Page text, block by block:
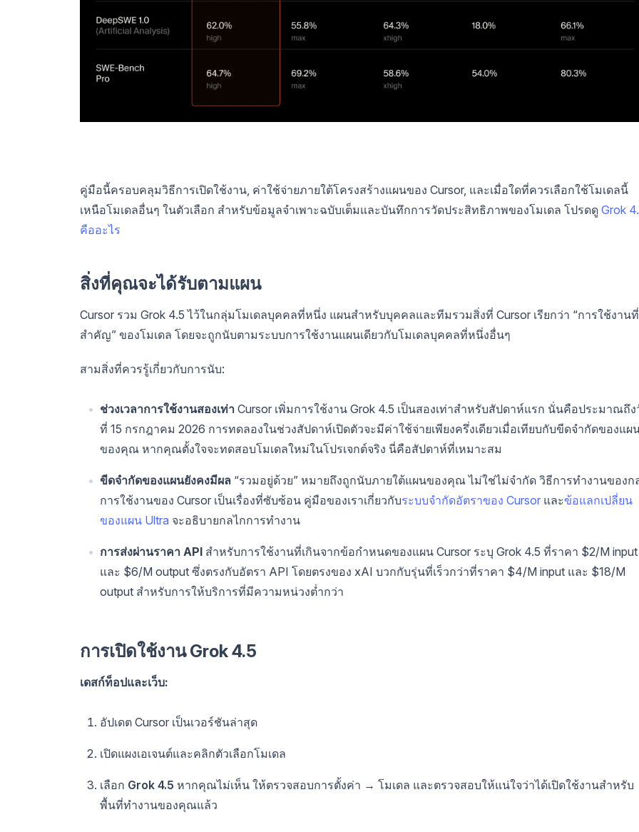
คู่มือนี้ครอบคลุมวิธีการเปิดใช้งาน, ค่าใช้จ่ายภายใต้โครงสร้างแผนของ Cursor, และเมื่อใดที่ควรเลือกใช้โมเดลนี้
เหนือโมเดลอื่นๆ ในตัวเลือก สำหรับข้อมูลจำเพาะฉบับเต็มและบันทึกการวัดประสิทธิภาพของโมเดล โปรดดู Grok
คืออะไร
สิ่งที่คุณจะได้รับตามแผน
Cursor รวม Grok 4.5 ไว้ในกลุ่มโมเดลบุคคลที่หนึ่ง แผนสำหรับบุคคลและทีมรวมสิ่งที่ Cursor เรียกว่า “การใช้งานที่
สำคัญ” ของโมเดล โดยจะถูกนับตามระบบการใช้งานแผนเดียวกับโมเดลบุคคลที่หนึ่งอื่นๆ
สามสิ่งที่ควรรู้เกี่ยวกับการนับ:
ช่วงเวลาการใช้งานสองเท่า Cursor เพิ่มการใช้งาน Grok 4.5 เป็นสองเท่าสำหรับสัปดาห์แรก นั่นคือประมาณถึ
ที่ 15 กรกฎาคม 2026 การทดลองในช่วงสัปดาห์เปิดตัวจะมีค่าใช้จ่ายเพียงครึ่งเดียวเมื่อเทียบกับขีดจำกัดของแผ
ของคุณ หากคุณตั้งใจจะทดสอบโมเดลใหม่ในโปรเจกต์จริง นี่คือสัปดาห์ที่เหมาะสม
ขีดจำกัดของแผนยังคงมีผล “รวมอยู่ด้วย” หมายถึงถูกนับภายใต้แผนของคุณ ไม่ใช่ไม่จำกัด วิธีการทำงานของก
การใช้งานของ Cursor เป็นเรื่องที่ซับซ้อน คู่มือของเราเกี่ยวกับระบบจำกัดอัตราของ Cursor และข้อแลกเปลี่ยน
ของแผน Ultra จะอธิบายกลไกการทำงาน
การส่งผ่านราคา API สำหรับการใช้งานที่เกินจากข้อกำหนดของแผน Cursor ระบุ Grok 4.5 ที่ราคา $2/M input
และ $6/M output ซึ่งตรงกับอัตรา API โดยตรงของ xAI บวกกับรุ่นที่เร็วกว่าที่ราคา $4/M input และ $18/M
output สำหรับการให้บริการที่มีความหน่วงต่ำกว่า
การเปิดใช้งาน Grok 4.5
เดสก์ท็อปและเว็บ:
อัปเดต Cursor เป็นเวอร์ชันล่าสุด
เปิดแผงเอเจนต์และคลิกตัวเลือกโมเดล
เลือก Grok 4.5 หากคุณไม่เห็น ให้ตรวจสอบการตั้งค่า → โมเดล และตรวจสอบให้แน่ใจว่าได้เปิดใช้งานสำหรับ
พื้นที่ทำงานของคุณแล้ว